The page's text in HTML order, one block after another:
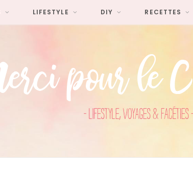
LIFESTYLE DIY RECETTES